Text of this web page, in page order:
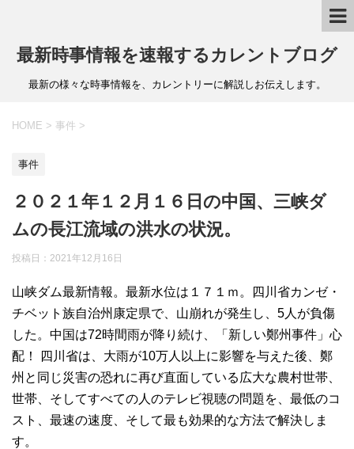
最新時事情報を速報するカレントブログ
最新の様々な時事情報を、カレントリーに解説しお伝えします。
HOME > 事件 >
事件
２０２１年１２月１６日の中国、三峡ダ
ムの長江流域の洪水の状況。
投稿日： 2021年12月16日
山峡ダム最新情報。最新水位は１７１ｍ。四川省カンゼ・
チベット族自治州康定県で、山崩れが発生し、5人が負傷
した。中国は72時間雨が降り続け、「新しい鄭州事件」心
配！ 四川省は、大雨が10万人以上に影響を与えた後、鄭
州と同じ災害の恐れに再び直面している広大な農村世帯、
世帯、そしてすべての人のテレビ視聴の問題を、最低のコ
スト、最速の速度、そして最も効果的な方法で解決しま
す。